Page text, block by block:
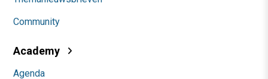
Community
Academy
Agenda